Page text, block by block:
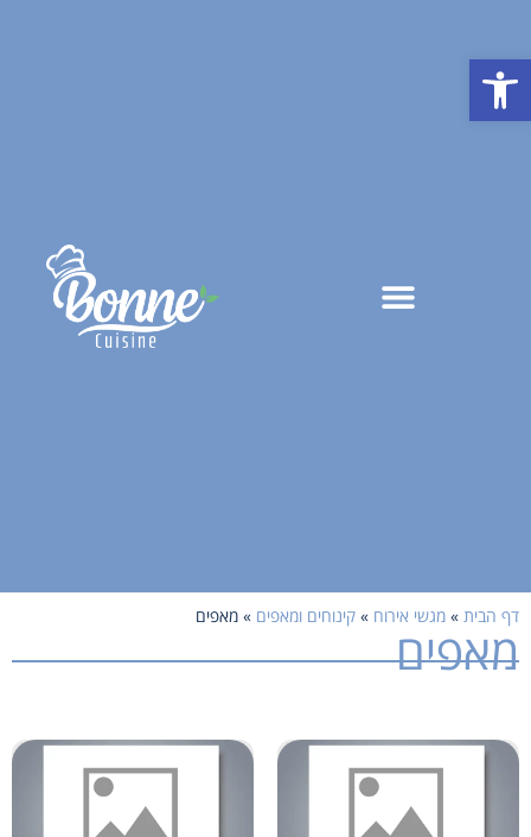
פתח סרגל נגישות
דף הבית » מגשי אירוח » קינוחים ומאפים » מאפים
מאפים